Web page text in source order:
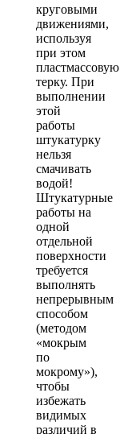
круговыми
движениями,
используя
при этом
пластмассовую
терку. При
выполнении
этой
работы
штукатурку
нельзя
смачивать
водой!
Штукатурные
работы на
одной
отдельной
поверхности
требуется
выполнять
непрерывным
способом
(методом
«мокрым
по
мокрому»),
чтобы
избежать
видимых
различий в